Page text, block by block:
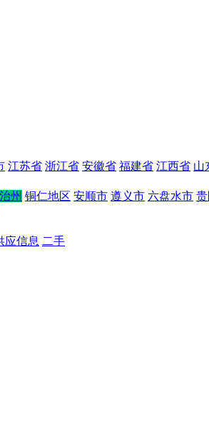
江苏省 浙江省 安徽省 福建省 江西省 山
州 铜仁地区 安顺市 遵义市 六盘水市
应信息 二手